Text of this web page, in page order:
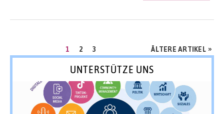
Seitennummerierung
Beiträge
SEITE
1 SEITE
2 SEITE
3 ÄLTERE ARTIKEL »
UNTERSTÜTZE UNS